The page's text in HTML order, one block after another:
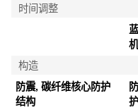
时间调整
构造
防震, 碳纤维核心防护
结构